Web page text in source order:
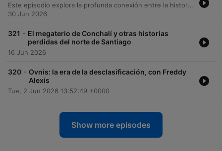
Este episodio explora la profunda conexión entre la historia tecnológica de Estados Unidos y la franquicia Star Trek, analizando cómo elementos como el replicador y la tecnología warp plantean una utopía sin escasez. Se examina el impacto cultural de la serie, desde su reflejo de la geopolítica de la Guerra Fría hasta su capacidad para inspirar vocaciones científicas. A través de un recorrido por personajes icónicos como Kirk, Picard y Spock, los locutores reflexionan sobre la carga emocional de la saga y su vigencia actual. El análisis concluye con una guía para nuevos fans y una reflexión sobre cómo la ciencia ficción logra crear vínculos emocionales duraderos mediante la mezcla de realidad y ficción.
30 Jun 2026
321 - El megaterio de Conchalí y otras historias
perdidas del norte de Santiago
16 Jun 2026
320 - Ovnis: la era de la desclasificación, con Freddy
Alexis
Tue, 2 Jun 2026 13:52:49 +0000
Show more episodes